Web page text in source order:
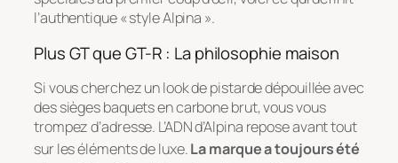
l’authentique « style Alpina ».
Plus GT que GT-R : La philosophie maison
Si vous cherchez un look de pistarde dépouillée avec
des sièges baquets en carbone brut, vous vous
trompez d’adresse. L’ADN d’Alpina repose avant tout
sur les éléments de luxe.La marque a toujours été